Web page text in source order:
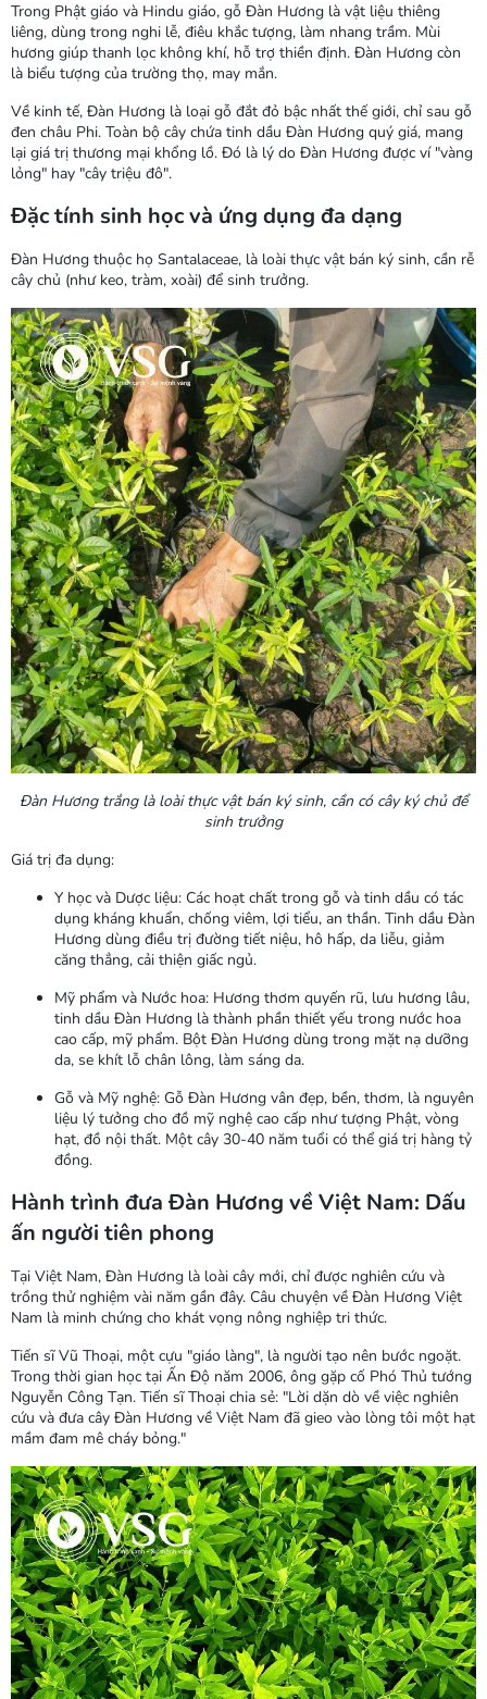
Trong Phật giáo và Hindu giáo, gỗ Đàn Hương là vật liệu thiêng
liêng, dùng trong nghi lễ, điêu khắc tượng, làm nhang trầm. Mùi
hương giúp thanh lọc không khí, hỗ trợ thiền định. Đàn Hương còn
là biểu tượng của trường thọ, may mắn.
Về kinh tế, Đàn Hương là loại gỗ đắt đỏ bậc nhất thế giới, chỉ sau gỗ
đen châu Phi. Toàn bộ cây chứa tinh dầu Đàn Hương quý giá, mang
lại giá trị thương mại khổng lồ. Đó là lý do Đàn Hương được ví "vàng
lỏng" hay "cây triệu đô".
Đặc tính sinh học và ứng dụng đa dạng
Đàn Hương thuộc họ Santalaceae, là loài thực vật bán ký sinh, cần rễ
cây chủ (như keo, tràm, xoài) để sinh trưởng.
Đàn Hương trắng là loài thực vật bán ký sinh, cần có cây ký chủ để
sinh trưởng
Giá trị đa dụng:
Y học và Dược liệu: Các hoạt chất trong gỗ và tinh dầu có tác
dụng kháng khuẩn, chống viêm, lợi tiểu, an thần. Tinh dầu Đàn
Hương dùng điều trị đường tiết niệu, hô hấp, da liễu, giảm
căng thẳng, cải thiện giấc ngủ.
Mỹ phẩm và Nước hoa: Hương thơm quyến rũ, lưu hương lâu,
tinh dầu Đàn Hương là thành phần thiết yếu trong nước hoa
cao cấp, mỹ phẩm. Bột Đàn Hương dùng trong mặt nạ dưỡng
da, se khít lỗ chân lông, làm sáng da.
Gỗ và Mỹ nghệ: Gỗ Đàn Hương vân đẹp, bền, thơm, là nguyên
liệu lý tưởng cho đồ mỹ nghệ cao cấp như tượng Phật, vòng
hạt, đồ nội thất. Một cây 30-40 năm tuổi có thể giá trị hàng tỷ
đồng.
Hành trình đưa Đàn Hương về Việt Nam: Dấu
ấn người tiên phong
Tại Việt Nam, Đàn Hương là loài cây mới, chỉ được nghiên cứu và
trồng thử nghiệm vài năm gần đây. Câu chuyện về Đàn Hương Việt
Nam là minh chứng cho khát vọng nông nghiệp tri thức.
Tiến sĩ Vũ Thoại, một cựu "giáo làng", là người tạo nên bước ngoặt.
Trong thời gian học tại Ấn Độ năm 2006, ông gặp cố Phó Thủ tướng
Nguyễn Công Tạn. Tiến sĩ Thoại chia sẻ: "Lời dặn dò về việc nghiên
cứu và đưa cây Đàn Hương về Việt Nam đã gieo vào lòng tôi một hạt
mầm đam mê cháy bỏng."